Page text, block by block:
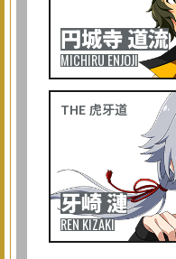
円城寺 道流
MICHIRU ENJOJI
牙崎 漣
REN KIZAKI